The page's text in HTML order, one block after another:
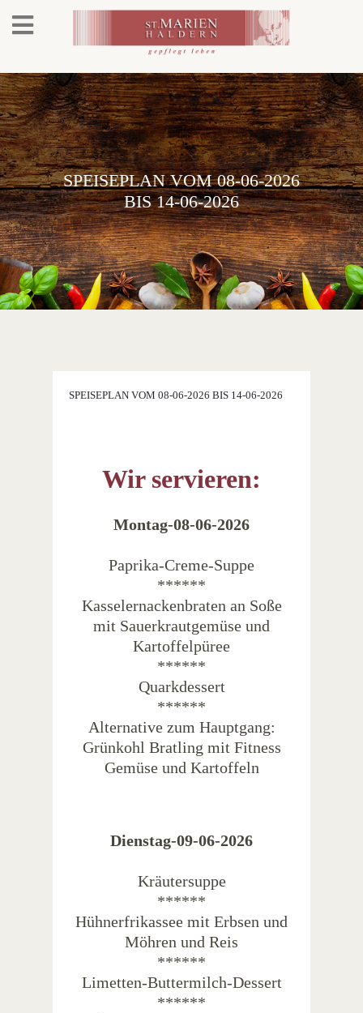
SPEISEPLAN VOM 08-06-2026
BIS 14-06-2026
SPEISEPLAN VOM 08-06-2026 BIS 14-06-2026
Wir servieren:
Montag-08-06-2026
Paprika-Creme-Suppe
******
Kasselernackenbraten an Soße
mit Sauerkrautgemüse und
Kartoffelpüree
******
Quarkdessert
******
Alternative zum Hauptgang:
Grünkohl Bratling mit Fitness
Gemüse und Kartoffeln
Dienstag-09-06-2026
Kräutersuppe
******
Hühnerfrikassee mit Erbsen und
Möhren und Reis
******
Limetten-Buttermilch-Dessert
******